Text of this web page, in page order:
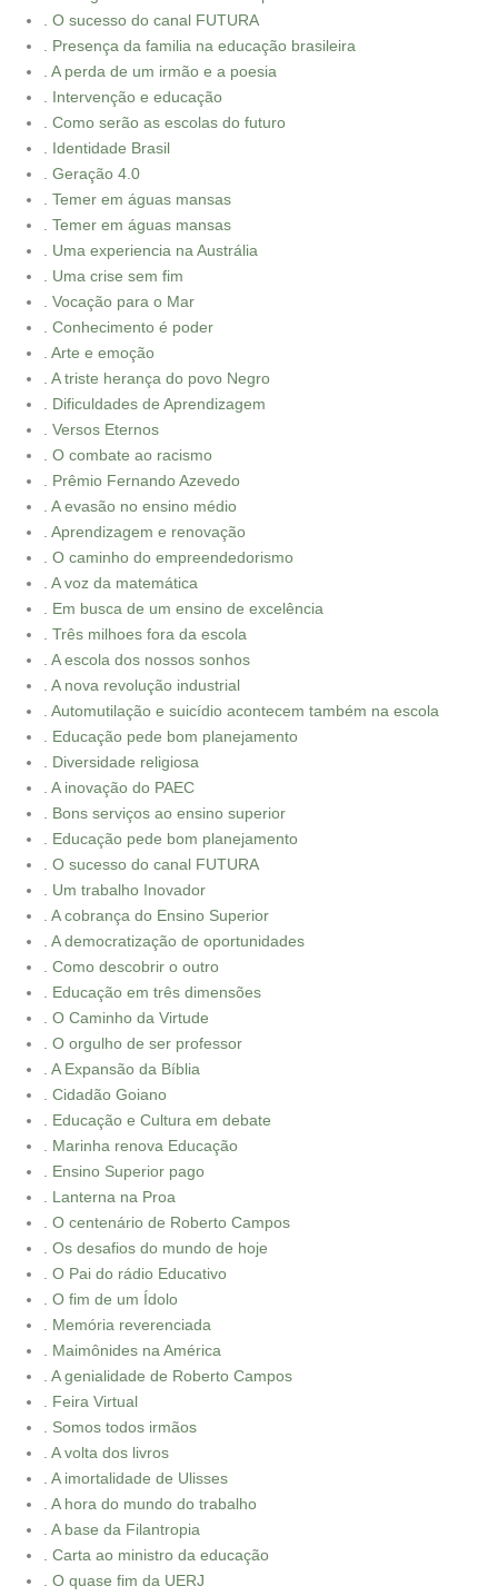
. O sucesso do canal FUTURA
. Presença da familia na educação brasileira
. A perda de um irmão e a poesia
. Intervenção e educação
. Como serão as escolas do futuro
. Identidade Brasil
. Geração 4.0
. Temer em águas mansas
. Temer em águas mansas
. Uma experiencia na Austrália
. Uma crise sem fim
. Vocação para o Mar
. Conhecimento é poder
. Arte e emoção
. A triste herança do povo Negro
. Dificuldades de Aprendizagem
. Versos Eternos
. O combate ao racismo
. Prêmio Fernando Azevedo
. A evasão no ensino médio
. Aprendizagem e renovação
. O caminho do empreendedorismo
. A voz da matemática
. Em busca de um ensino de excelência
. Três milhoes fora da escola
. A escola dos nossos sonhos
. A nova revolução industrial
. Automutilação e suicídio acontecem também na escola
. Educação pede bom planejamento
. Diversidade religiosa
. A inovação do PAEC
. Bons serviços ao ensino superior
. Educação pede bom planejamento
. O sucesso do canal FUTURA
. Um trabalho Inovador
. A cobrança do Ensino Superior
. A democratização de oportunidades
. Como descobrir o outro
. Educação em três dimensões
. O Caminho da Virtude
. O orgulho de ser professor
. A Expansão da Bíblia
. Cidadão Goiano
. Educação e Cultura em debate
. Marinha renova Educação
. Ensino Superior pago
. Lanterna na Proa
. O centenário de Roberto Campos
. Os desafios do mundo de hoje
. O Pai do rádio Educativo
. O fim de um Ídolo
. Memória reverenciada
. Maimônides na América
. A genialidade de Roberto Campos
. Feira Virtual
. Somos todos irmãos
. A volta dos livros
. A imortalidade de Ulisses
. A hora do mundo do trabalho
. A base da Filantropia
. Carta ao ministro da educação
. O quase fim da UERJ